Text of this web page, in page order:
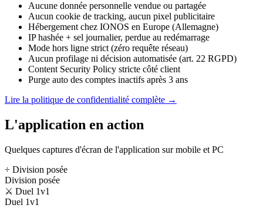
Aucune donnée personnelle vendue ou partagée
Aucun cookie de tracking, aucun pixel publicitaire
Hébergement chez IONOS en Europe (Allemagne)
IP hashée + sel journalier, perdue au redémarrage
Mode hors ligne strict (zéro requête réseau)
Aucun profilage ni décision automatisée (art. 22 RGPD)
Content Security Policy stricte côté client
Purge auto des comptes inactifs après 3 ans
Lire la politique de confidentialité complète →
L'application en action
Quelques captures d'écran de l'application sur mobile et PC
÷ Division posée
Division posée
⚔️ Duel 1v1
Duel 1v1